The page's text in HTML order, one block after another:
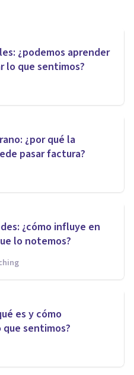
¿podemos aprender
lo que sentimos?
¿por qué la
pasar factura?
¿cómo influye en
lo notemos?
es y cómo
sentimos?